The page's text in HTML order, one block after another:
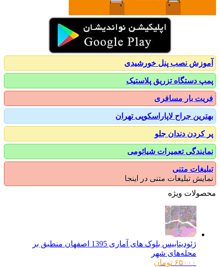
نصب پنل خورشیدی
دستگاه تزریق پلاستیک
بار مسافری
جراح لاپاراسکوپی تهران
دندان جلو
تعمیرات شیائومی
متنی
تبلیغات متنی در اینجا
ویژه
ژئودیتابیس بلوک های آماری 1395 اصفهان منطبق بر
محله‌های شهر
۶۵۰۰۰ تومان